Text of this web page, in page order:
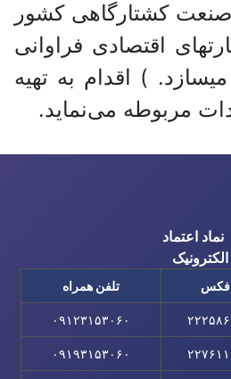
کشتارگاهی کشور
اقتصادی فراوانی
) اقدام به تهیه
مربوطه می‌نماید.
فکس تلفن همراه
۰۹۱۲۳۱۵۳۰۶۰
۰۹۱۹۳۱۵۳۰۶۰